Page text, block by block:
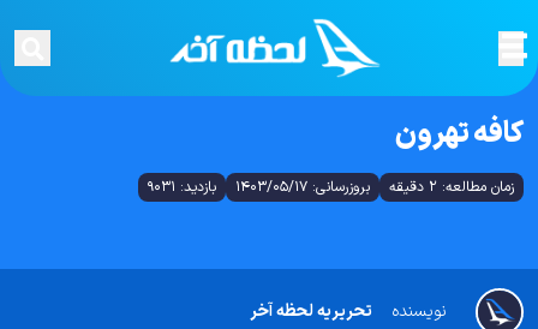
کافه تهرون
زمان مطالعه: 2 دقیقه بروزرسانی: 1403/05/17 بازدید: 9031
تحریریه لحظه آخر نویسنده